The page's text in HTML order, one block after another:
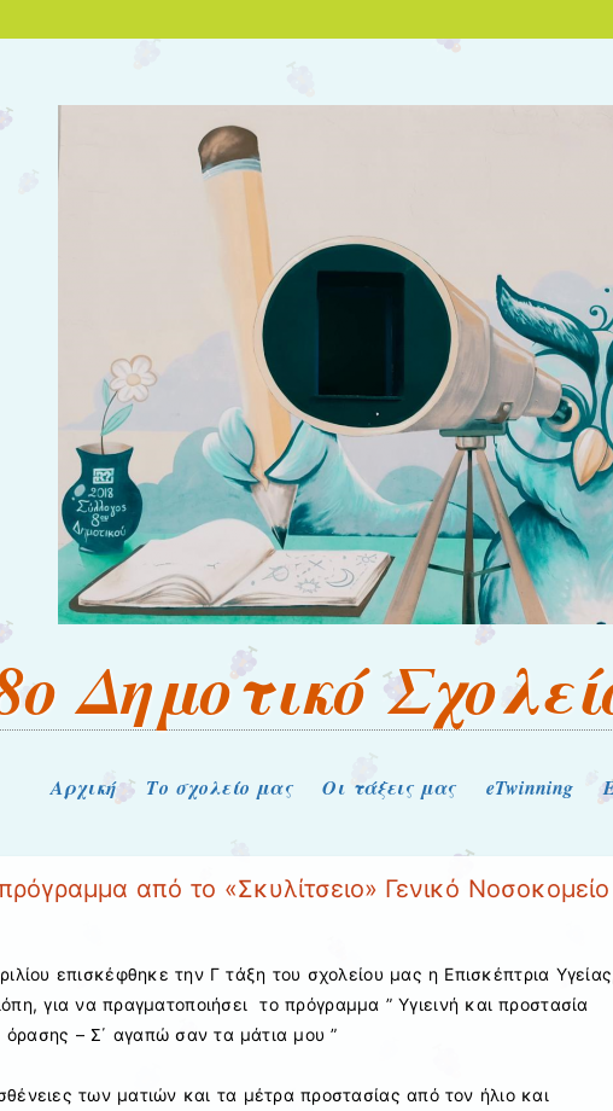
Δημοτικό
Αρχική Το σχολείο μας Οι τάξεις μας eTwinning
από το «Σκυλίτσειο» Γενικό Νοσοκομείο
επισκέφθηκε την Γ τάξη του σχολείου μας η Επισκέπτρια
για να πραγματοποιήσει το πρόγραμμα ” Υγιεινή και προστασία
όρασης – Σ΄ αγαπώ σαν τα μάτια μου ”
των ματιών και τα μέτρα προστασίας από τον ήλιο και